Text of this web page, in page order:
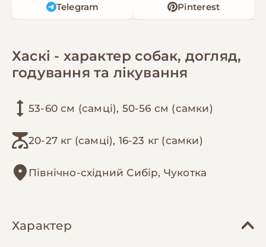
Telegram Pinterest
Хаскі - характер собак, догляд,
годування та лікування
53-60 см (самці), 50-56 см (самки)
20-27 кг (самці), 16-23 кг (самки)
Північно-східний Сибір, Чукотка
Характер